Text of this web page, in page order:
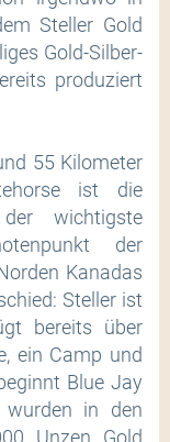
Steller Gold
Gold-Silber-
produziert
55 Kilometer
ist die
wichtigste
der
Kanadas
Steller ist
bereits über
ein Camp und
Blue Jay
in den